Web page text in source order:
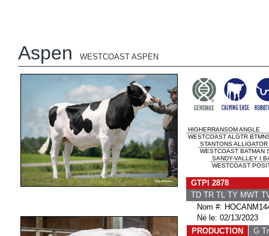
Aspen WESTCOAST ASPEN
HIGHERRANSOM ANGLE
WESTCOAST ALGTR
STANTONS ALLIGATOR
WESTCOAST BATMAN
SANDY-VALLEY I
WESTCOAST
GTPI 2878
TD TR TL TY MWT
Nom #:
Né le: 02/13/2023
PRODUCTION
G